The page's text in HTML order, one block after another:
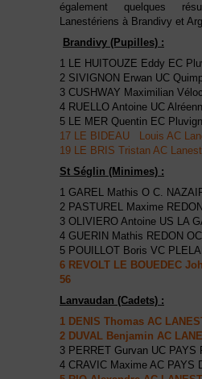
également quelques
Lanestériens à Brandivy et
Brandivy (Pupilles) :
1 LE HUITOUZE Eddy EC
2 SIVIGNON Erwan UC
3 CUSHWAY Maximilian
4 RUELLO Antoine UC
5 LE MER Quentin EC
17 LE BIDEAU Louis AC
19 LE BRIS Tristan AC
St Séglin (Minimes) :
1 GAREL Mathis O C.
2 PASTUREL Maxime
3 OLIVIERO Antoine US LA
4 GUERIN Mathis REDON OC
5 POUILLOT Boris VC
6 REVOLT LE BOUEDEC
56
Lanvaudan (Cadets) :
1 DENIS Thomas AC
2 DUVAL Benjamin AC
3 PERRET Gurvan UC PAYS
4 CRAVIC Maxime AC PAYS